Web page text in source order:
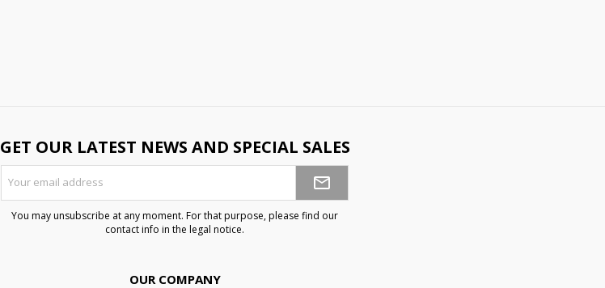
GET OUR LATEST NEWS AND SPECIAL SALES
You may unsubscribe at any moment. For that purpose, please find our
contact info in the legal notice.
OUR COMPANY